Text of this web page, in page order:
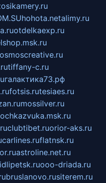
hohota.netalimy.ru
otdelkaexp.ru
tiffany-c.ru
галактика73.рф
fotsis.rutesiaes.ru
mossilver.ru
clubtibet.ruorior-aks.ru
carlines.ruflatnsk.ru
astroline.net.ru
ooo-driada.ru
bruslanovo.rusiterem.ru